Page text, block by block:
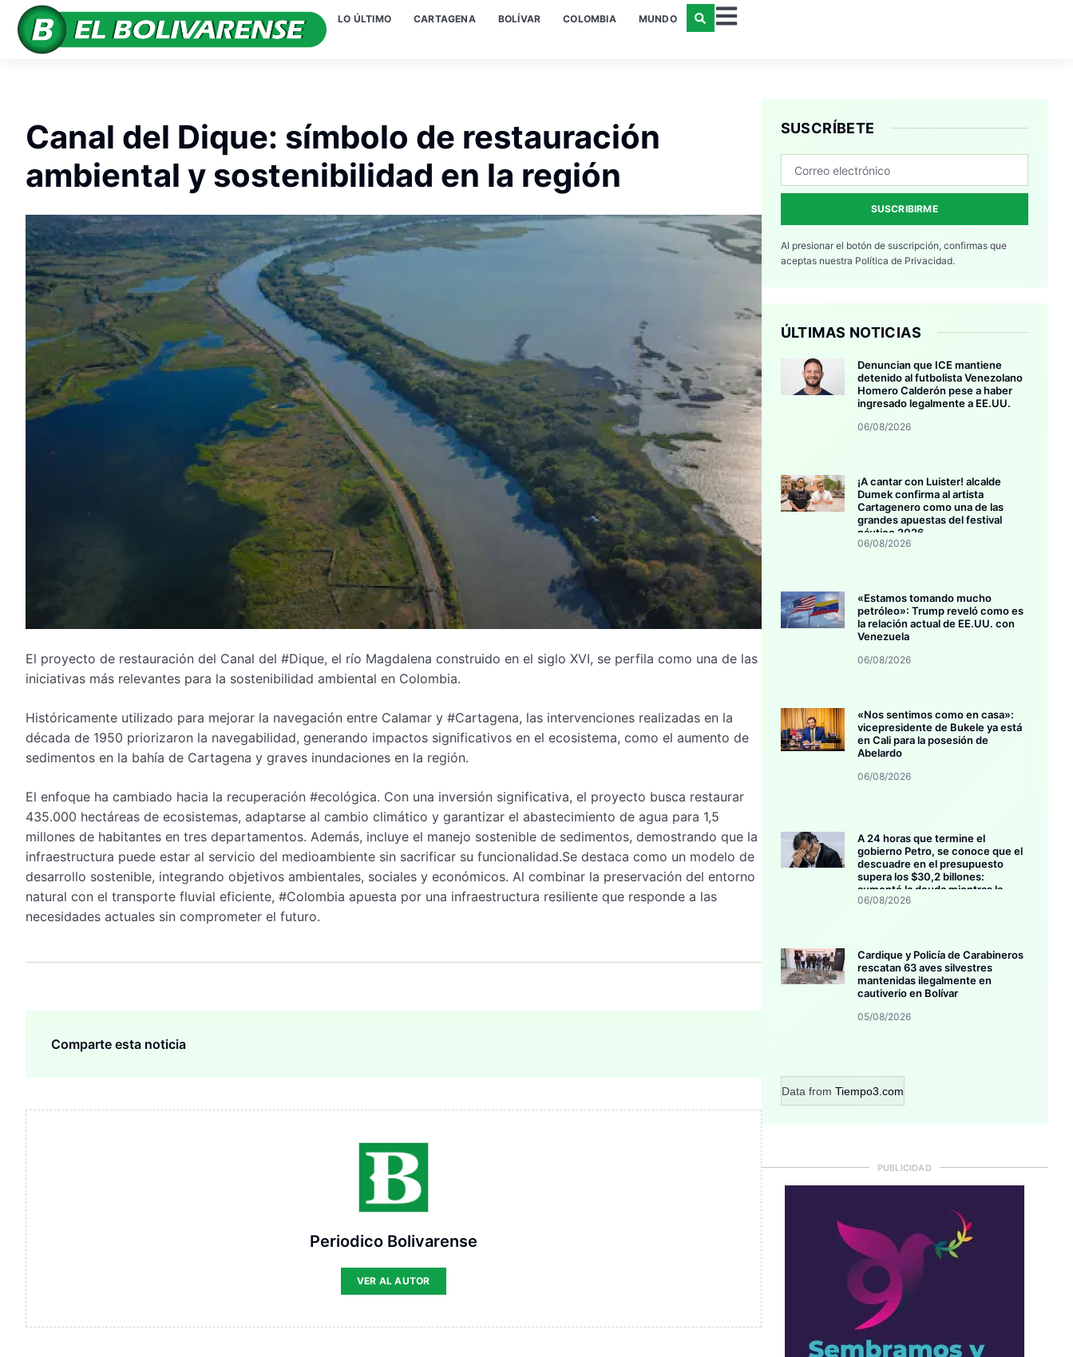
LO ÚLTIMO CARTAGENA BOLÍVAR COLOMBIA MUNDO
Canal del Dique: símbolo de restauración
ambiental y sostenibilidad en la región
El proyecto de restauración del Canal del #Dique, el río Magdalena construido en el siglo XVI, se perfila como una de las
iniciativas más relevantes para la sostenibilidad ambiental en Colombia.
Históricamente utilizado para mejorar la navegación entre Calamar y #Cartagena, las intervenciones realizadas en la
década de 1950 priorizaron la navegabilidad, generando impactos significativos en el ecosistema, como el aumento de
sedimentos en la bahía de Cartagena y graves inundaciones en la región.
El enfoque ha cambiado hacia la recuperación #ecológica. Con una inversión significativa, el proyecto busca restaurar
435.000 hectáreas de ecosistemas, adaptarse al cambio climático y garantizar el abastecimiento de agua para 1,5
millones de habitantes en tres departamentos. Además, incluye el manejo sostenible de sedimentos, demostrando que la
infraestructura puede estar al servicio del medioambiente sin sacrificar su funcionalidad.Se destaca como un modelo de
desarrollo sostenible, integrando objetivos ambientales, sociales y económicos. Al combinar la preservación del entorno
natural con el transporte fluvial eficiente, #Colombia apuesta por una infraestructura resiliente que responde a las
necesidades actuales sin comprometer el futuro.
Comparte esta noticia
Periodico Bolivarense
VER AL AUTOR
SUSCRÍBETE
SUSCRIBIRME
Al presionar el botón de suscripción, confirmas que
aceptas nuestra Política de Privacidad.
ÚLTIMAS NOTICIAS
Denuncian que ICE mantiene
detenido al futbolista Venezolano
Homero Calderón pese a haber
ingresado legalmente a EE.UU.
06/08/2026
¡A cantar con Luister! alcalde
Dumek confirma al artista
Cartagenero como una de las
grandes apuestas del festival
náutico 2026
06/08/2026
«Estamos tomando mucho
petróleo»: Trump reveló como es
la relación actual de EE.UU. con
Venezuela
06/08/2026
«Nos sentimos como en casa»:
vicepresidente de Bukele ya está
en Cali para la posesión de
Abelardo
06/08/2026
A 24 horas que termine el
gobierno Petro, se conoce que el
descuadre en el presupuesto
supera los $30,2 billones:
aumentó la deuda mientras la
inversión se estanca
06/08/2026
Cardique y Policía de Carabineros
rescatan 63 aves silvestres
mantenidas ilegalmente en
cautiverio en Bolívar
05/08/2026
Data from Tiempo3.com
PUBLICIDAD